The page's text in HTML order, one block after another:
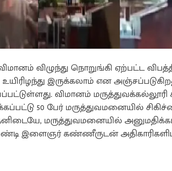
விழுந்து நொறுங்கி ஏற்பட்ட
இருக்கலாம் என
விமானம் மருத்துவக்கல்லூரி
50 பேர் மருத்துவமனையில்
மருத்துவமனையில்
இளைஞர் கண்ணீருடன்